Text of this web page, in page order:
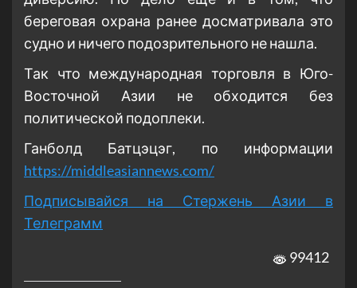
береговая охрана ранее досматривала это
судно и ничего подозрительного не нашла.
Так что международная торговля в Юго-
Восточной Азии не обходится без
политической подоплеки.
Ганболд Батцэцэг, по информации
https://middleasiannews.com/
Подписывайся на Стержень Азии в
Телеграмм
99412